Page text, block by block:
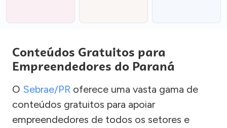
Conteúdos Gratuitos para
Empreendedores do Paraná
O Sebrae/PR oferece uma vasta gama de
conteúdos gratuitos para apoiar
empreendedores de todos os setores e